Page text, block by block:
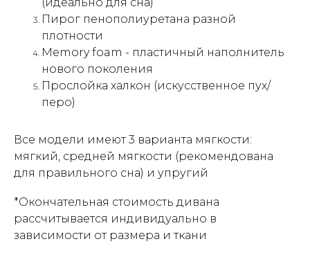
Пирог пенополиуретана разной
плотности
Memory foam - пластичный наполнитель
нового поколения
Прослойка халкон (искусственное пух/
перо)
Все модели имеют 3 варианта мягкости:
мягкий, средней мягкости (рекомендована
для правильного сна) и упругий
*Окончательная стоимость дивана
рассчитывается индивидуально в
зависимости от размера и ткани